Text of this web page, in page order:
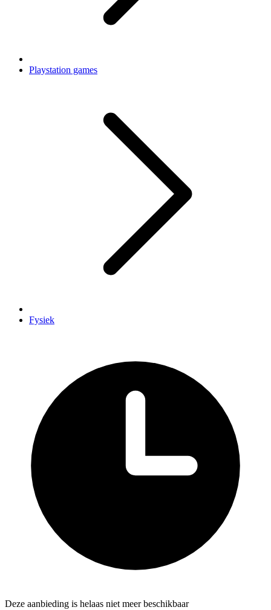
Playstation games
Fysiek
Deze aanbieding is helaas niet meer beschikbaar